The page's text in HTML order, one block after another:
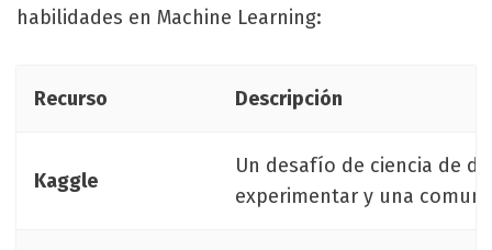
habilidades en Machine Learning:
Recurso Descripción
Kaggle
Un desafío de ciencia de
experimentar y una